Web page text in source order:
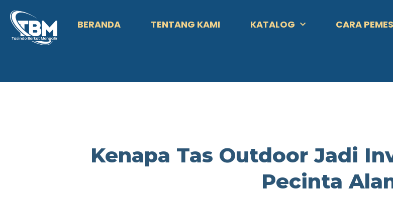
BERANDA TENTANG KAMI KATALOG CARA
Kenapa Tas Outdoor Jadi
Pecinta